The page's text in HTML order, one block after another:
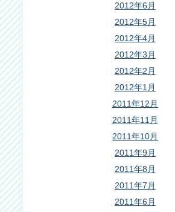
2012年6月
2012年5月
2012年4月
2012年3月
2012年2月
2012年1月
2011年12月
2011年11月
2011年10月
2011年9月
2011年8月
2011年7月
2011年6月